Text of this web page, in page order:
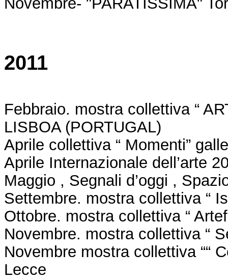
2011
Febbraio. mostra collettiva “
LISBOA (PORTUGAL)
Aprile collettiva “ Momenti”
Aprile Internazionale dell’arte
Maggio , Segnali d’oggi ,
Settembre. mostra collettiva “
Ottobre. mostra collettiva “
Novembre. mostra collettiva “
Novembre mostra collettiva ““
Lecce